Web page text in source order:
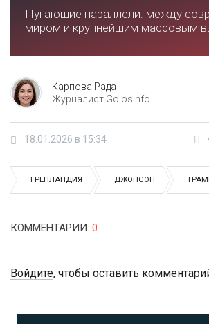
Пугающие параллели: между
миром и крупнейшим массовым
Карпова Рада
Журналист GolosInfo
18.01.2026 в 15:34
ГРЕНЛАНДИЯ ДЖОНСОН
КОММЕНТАРИИ: 0
Войдите, чтобы оставить